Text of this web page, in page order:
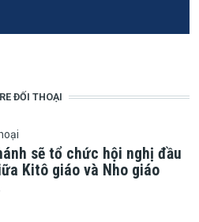
ĐỐI THOẠI
sẽ tổ chức hội nghị đầu
Kitô giáo và Nho giáo